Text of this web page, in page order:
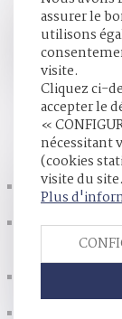
À la suite du
appel de la
conséquences
de prestation
nouveauté
La filiation par
présomption
Recherche
nécessaire
distants ou en
Dispositif de
et motivation
assurer le
utilisons
visite.
Cliquez ci-
accepter le
«
nécessitant
(cookies
visite du site.
Plus